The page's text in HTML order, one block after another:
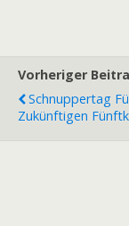
Vorheriger
Schnuppertag
Zukünftigen